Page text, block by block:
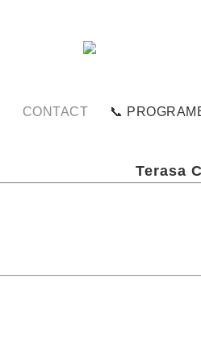
CONTACT 📞
Terasa